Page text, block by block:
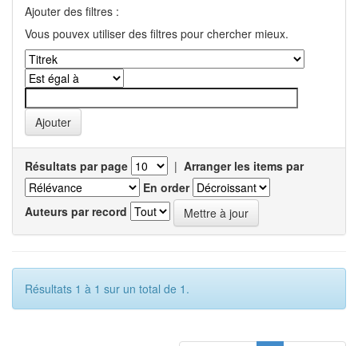
Ajouter des filtres :
Vous pouvex utiliser des filtres pour chercher mieux.
Résultats par page | Arranger les items par
En order
Auteurs par record
Résultats 1 à 1 sur un total de 1.